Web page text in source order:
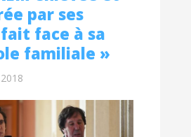
par ses
face à sa
familiale »